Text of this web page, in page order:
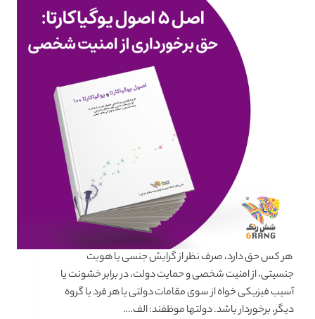
هر کس حق دارد، صرف نظر از گرایش جنسی یا هویت
جنسیتی، از امنیت شخصی و حمایت دولت، در برابر خشونت یا
آسیب فیزیکی خواه از سوی مقامات دولتی یا هر فرد یا گروه
دیگر، برخوردار باشد. دولتها موظفند: الف.…